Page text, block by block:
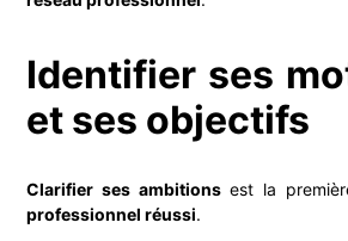
Identifier ses
et ses objectifs
Clarifier ses ambitionsest la
professionnel réussi.